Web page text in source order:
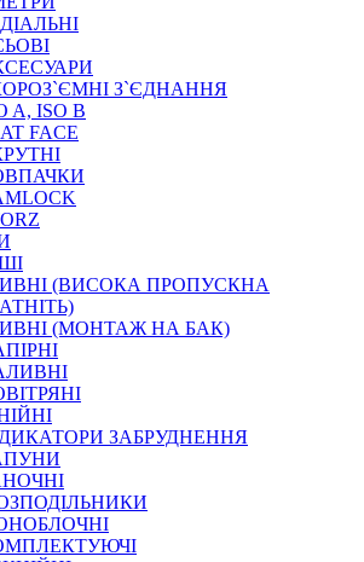
КЛЕМ, АКСЕСУАРІВ
МАНОМЕТРИ
ПАЯЛЬНІ ЛАМПИ
ЕЛЕКТРИКА
ДЛЯ ЗВАРЮВАННЯ, АКСЕСУАРИ
З`ЄДНАННЯ
A, ISO B
FACE
(ВИСОКА ПРОПУСКНА
(МОНТАЖ НА БАК)
ЗАБРУДНЕННЯ